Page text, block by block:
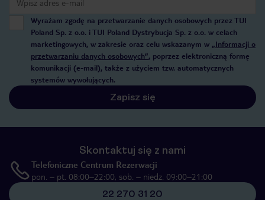
Wyrażam zgodę na przetwarzanie danych osobowych przez TUI
Poland Sp. z o.o. i TUI Poland Dystrybucja Sp. z o.o. w celach
marketingowych, w zakresie oraz celu wskazanym w „Informacji o
przetwarzaniu danych osobowych”, poprzez elektroniczną formę
komunikacji (e-mail), także z użyciem tzw. automatycznych
systemów wywołujących.
Zapisz się
Skontaktuj się z nami
Telefoniczne Centrum Rezerwacji
pon. – pt. 08:00–22:00, sob. – niedz. 09:00–21:00
22 270 31 20